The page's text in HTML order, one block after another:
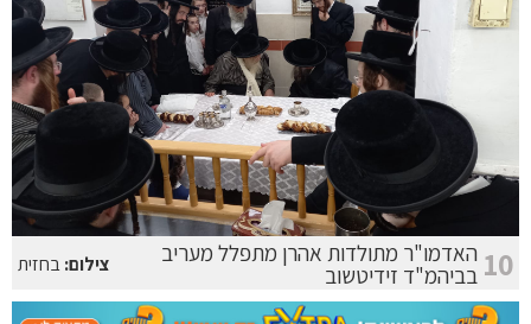
10 האדמו"ר מתולדות אהרן מתפלל מעריב
בביהמ"ד זידיטשוב צילום:בחזית